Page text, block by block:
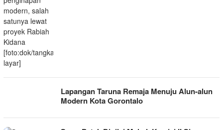
Lapangan Taruna Remaja Menuju Alun-alun
Modern Kota Gorontalo